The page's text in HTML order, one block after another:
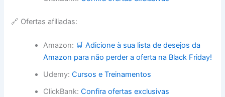
🔗 Ofertas afiliadas:
Amazon: 🛒 Adicione à sua lista de desejos da
Amazon para não perder a oferta na Black Friday!
Udemy:Cursos e Treinamentos
ClickBank:Confira ofertas exclusivas